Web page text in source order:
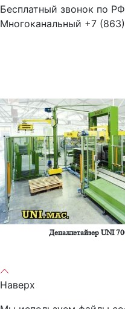
Бесплатный звонок по
Многоканальный +7
Депаллетайзер UNI
Наверх